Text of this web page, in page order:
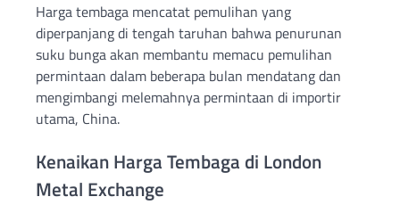
Harga tembaga mencatat pemulihan yang
diperpanjang di tengah taruhan bahwa penurunan
suku bunga akan membantu memacu pemulihan
permintaan dalam beberapa bulan mendatang dan
mengimbangi melemahnya permintaan di importir
utama, China.
Kenaikan Harga Tembaga di London
Metal Exchange